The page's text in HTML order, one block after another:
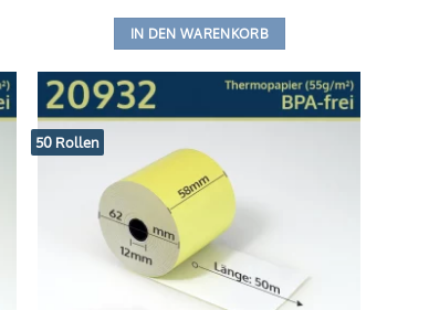
IN DEN WARENKORB
50 Rollen